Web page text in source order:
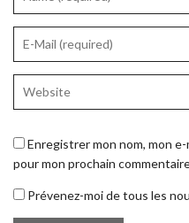
Enregistrer mon nom, mon
pour mon prochain
Prévenez-moi de tous les